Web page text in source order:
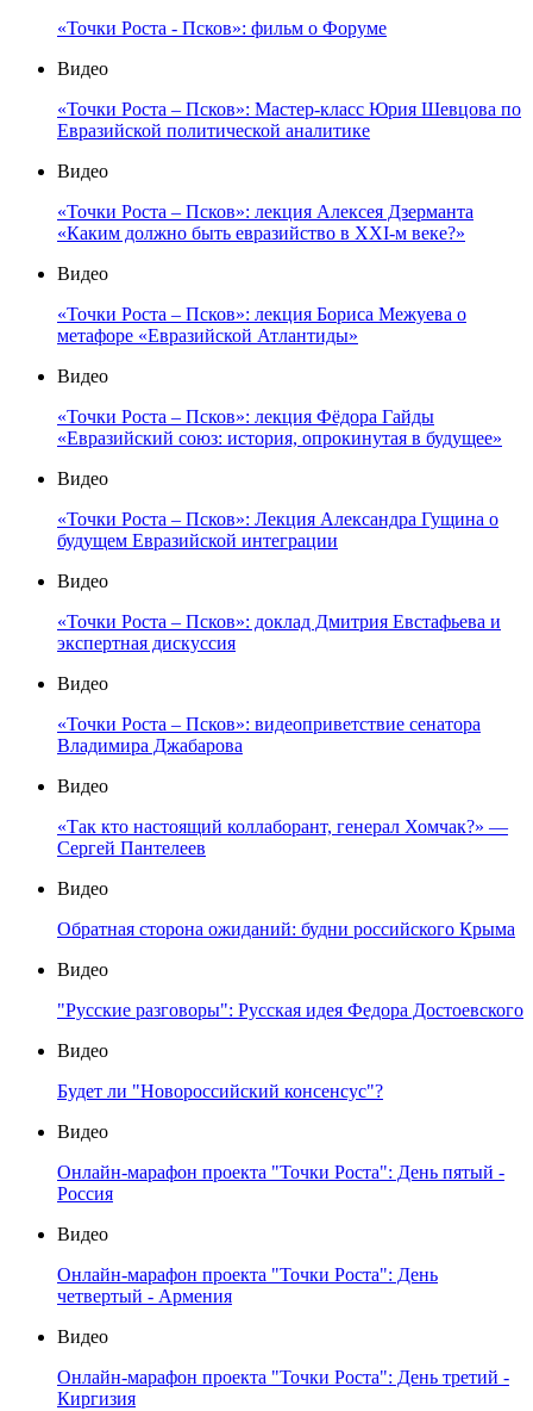
«Точки Роста - Псков»: фильм о Форуме
Видео
«Точки Роста – Псков»: Мастер-класс Юрия Шевцова по
Евразийской политической аналитике
Видео
«Точки Роста – Псков»: лекция Алексея Дзерманта
«Каким должно быть евразийство в XXI-м веке?»
Видео
«Точки Роста – Псков»: лекция Бориса Межуева о
метафоре «Евразийской Атлантиды»
Видео
«Точки Роста – Псков»: лекция Фёдора Гайды
«Евразийский союз: история, опрокинутая в будущее»
Видео
«Точки Роста – Псков»: Лекция Александра Гущина о
будущем Евразийской интеграции
Видео
«Точки Роста – Псков»: доклад Дмитрия Евстафьева и
экспертная дискуссия
Видео
«Точки Роста – Псков»: видеоприветствие сенатора
Владимира Джабарова
Видео
«Так кто настоящий коллаборант, генерал Хомчак?» —
Сергей Пантелеев
Видео
Обратная сторона ожиданий: будни российского Крыма
Видео
"Русские разговоры": Русская идея Федора Достоевского
Видео
Будет ли "Новороссийский консенсус"?
Видео
Онлайн-марафон проекта "Точки Роста": День пятый -
Россия
Видео
Онлайн-марафон проекта "Точки Роста": День
четвертый - Армения
Видео
Онлайн-марафон проекта "Точки Роста": День третий -
Киргизия